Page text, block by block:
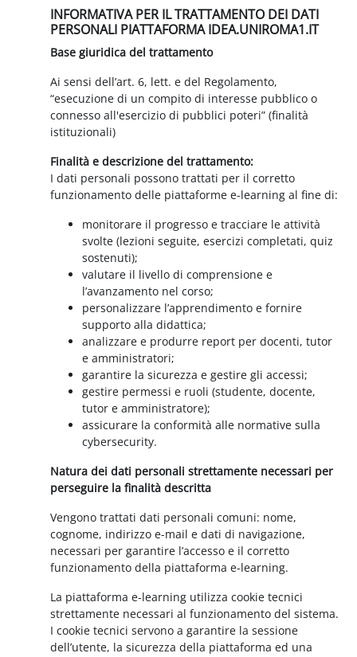
INFORMATIVA PER IL TRATTAMENTO DEI DATI
PERSONALI PIATTAFORMA IDEA.UNIROMA1.IT
Base giuridica del trattamento
Ai sensi dell’art. 6, lett. e del Regolamento,
“esecuzione di un compito di interesse pubblico o
connesso all'esercizio di pubblici poteri” (finalità
istituzionali)
Finalità e descrizione del trattamento:
I dati personali possono trattati per il corretto
funzionamento delle piattaforme e-learning al fine di:
monitorare il progresso e tracciare le attività
svolte (lezioni seguite, esercizi completati, quiz
sostenuti);
valutare il livello di comprensione e
l’avanzamento nel corso;
personalizzare l’apprendimento e fornire
supporto alla didattica;
analizzare e produrre report per docenti, tutor
e amministratori;
garantire la sicurezza e gestire gli accessi;
gestire permessi e ruoli (studente, docente,
tutor e amministratore);
assicurare la conformità alle normative sulla
cybersecurity.
Natura dei dati personali strettamente necessari per
perseguire la finalità descritta
Vengono trattati dati personali comuni: nome,
cognome, indirizzo e-mail e dati di navigazione,
necessari per garantire l’accesso e il corretto
funzionamento della piattaforma e-learning.
La piattaforma e-learning utilizza cookie tecnici
strettamente necessari al funzionamento del sistema.
I cookie tecnici servono a garantire la sessione
dell’utente, la sicurezza della piattaforma ed una